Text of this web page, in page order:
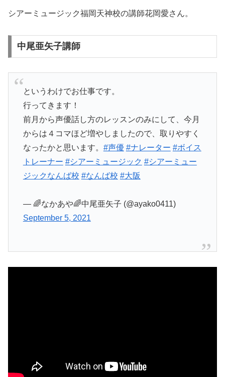
シアーミュージック福岡天神校の講師花岡愛さん。
中尾亜矢子講師
というわけでお仕事です。
行ってきます！
前月から声優話し方のレッスンのみにして、今月
からは４コマほど増やしましたので、取りやすく
なったかと思います。 #声優 #ナレーター #ボイス
トレーナー #シアーミュージック #シアーミュー
ジックなんば校 #なんば校 #大阪
— 🌈なかあや🌈中尾亜矢子 (@ayako0411)
September 5, 2021